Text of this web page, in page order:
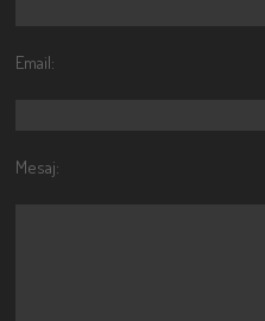
Email:
Mesaj: